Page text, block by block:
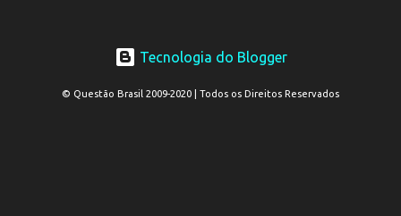
Tecnologia do Blogger
© Questão Brasil 2009-2020 | Todos os Direitos Reservados